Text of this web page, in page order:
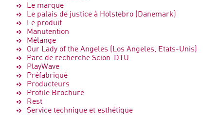
Le marque
Le palais de justice à Holstebro (Danemark)
Le produit
Manutention
Mélange
Our Lady of the Angeles (Los Angeles, Etats-Unis)
Parc de recherche Scion-DTU
PlayWave
Préfabriqué
Producteurs
Profile Brochure
Rest
Service technique et esthétique